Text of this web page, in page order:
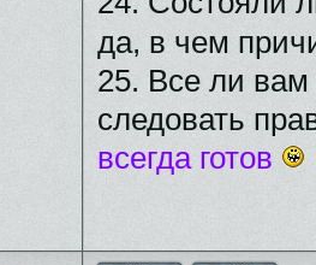
да, в чем
25. Все ли вам
следовать
всегда готов